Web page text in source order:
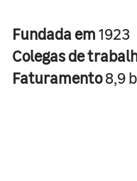
Fundada em1923
Colegas de
Faturamento8,9